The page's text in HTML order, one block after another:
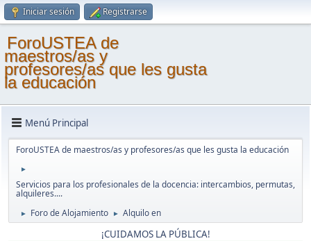
Iniciar sesión Registrarse
ForoUSTEA de
maestros/as y
profesores/as que les gusta
la educación
Menú Principal
ForoUSTEA de maestros/as y profesores/as que les gusta la educación
►
Servicios para los profesionales de la docencia: intercambios, permutas,
alquileres....
► Foro de Alojamiento ► Alquilo en
¡CUIDAMOS LA PÚBLICA!